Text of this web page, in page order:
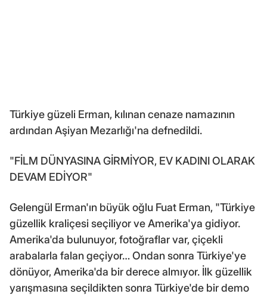
Türkiye güzeli Erman, kılınan cenaze namazının
ardından Aşiyan Mezarlığı'na defnedildi.
"FİLM DÜNYASINA GİRMİYOR, EV KADINI OLARAK
DEVAM EDİYOR"
Gelengül Erman'ın büyük oğlu Fuat Erman, "Türkiye
güzellik kraliçesi seçiliyor ve Amerika'ya gidiyor.
Amerika'da bulunuyor, fotoğraflar var, çiçekli
arabalarla falan geçiyor… Ondan sonra Türkiye'ye
dönüyor, Amerika'da bir derece almıyor. İlk güzellik
yarışmasına seçildikten sonra Türkiye'de bir demo